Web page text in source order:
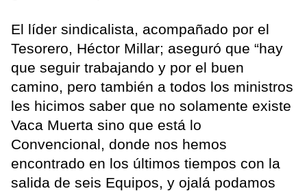
El líder sindicalista, acompañado por el
Tesorero, Héctor Millar; aseguró que “hay
que seguir trabajando y por el buen
camino, pero también a todos los ministros
les hicimos saber que no solamente existe
Vaca Muerta sino que está lo
Convencional, donde nos hemos
encontrado en los últimos tiempos con la
salida de seis Equipos, y ojalá podamos